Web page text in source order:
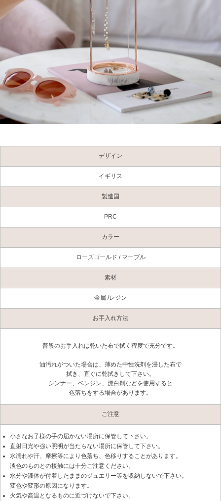
デザイン
イギリス
製造国
PRC
カラー
ローズゴールド / マーブル
素材
金属 /レジン
お手入れ方法
普段のお手入れは乾いた布で拭く程度で充分です。
油汚れがついた場合は、薄めた中性洗剤を浸した布で
拭き、直ぐに乾拭きして下さい。
シンナー、ベンジン、漂白剤などを使用すると
色落ちをする場合があります。
ご注意
小さなお子様の手の届かない場所に保管して下さい。
直射日光や強い照明が当たらない場所に保管して下さい。
水濡れや汗、摩擦等により色落ち、色移りすることがあります。
淡色のものとの接触には十分ご注意ください。
水分や液体が付着したままのジュエリー等を収納しないで下さい。
変色や変形の原因になります。
火気や高温となるものに近づけないで下さい。